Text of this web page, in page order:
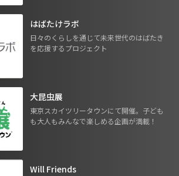
はばたけラボ
日々のくらしを通じて未来世代のはばたき
を応援するプロジェクト
大昆虫展
東京スカイツリータウンにて開催。子ども
も大人もみんなで楽しめる企画が満載！
Will Friends